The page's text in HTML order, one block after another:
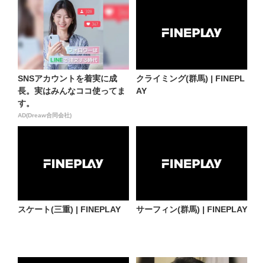
SNSアカウントを着実に成
長。実はみんなココ使ってま
す。
AD(Dreaw合同会社)
クライミング(群馬) | FINEPL
AY
スケート(三重) | FINEPLAY サーフィン(群馬) | FINEPLAY